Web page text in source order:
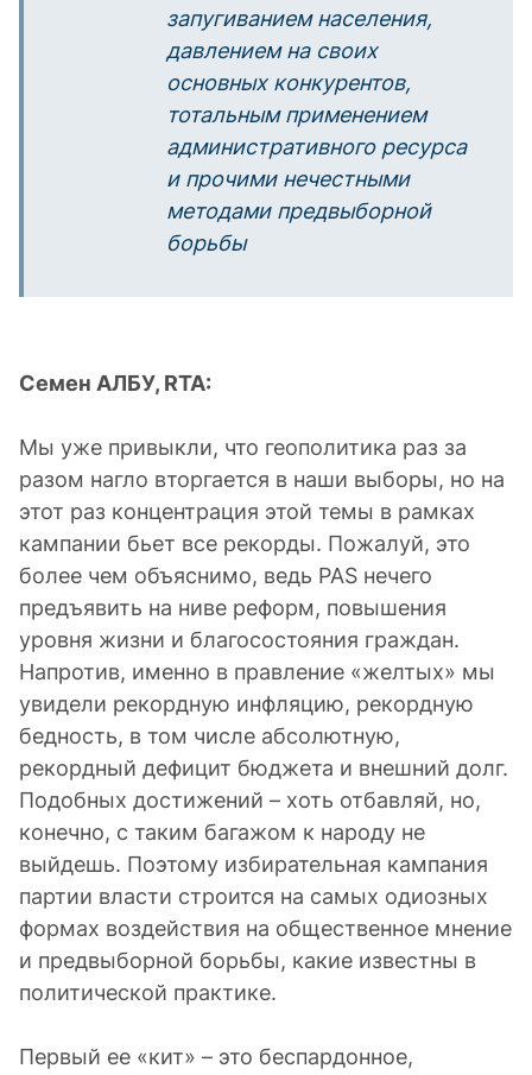
запугиванием населения,
давлением на своих
основных конкурентов,
тотальным применением
административного ресурса
и прочими нечестными
методами предвыборной
борьбы
Семен АЛБУ, RTA:
Мы уже привыкли, что геополитика раз за
разом нагло вторгается в наши выборы, но на
этот раз концентрация этой темы в рамках
кампании бьет все рекорды. Пожалуй, это
более чем объяснимо, ведь PAS нечего
предъявить на ниве реформ, повышения
уровня жизни и благосостояния граждан.
Напротив, именно в правление «желтых» мы
увидели рекордную инфляцию, рекордную
бедность, в том числе абсолютную,
рекордный дефицит бюджета и внешний долг.
Подобных достижений – хоть отбавляй, но,
конечно, с таким багажом к народу не
выйдешь. Поэтому избирательная кампания
партии власти строится на самых одиозных
формах воздействия на общественное мнение
и предвыборной борьбы, какие известны в
политической практике.
Первый ее «кит» – это беспардонное,